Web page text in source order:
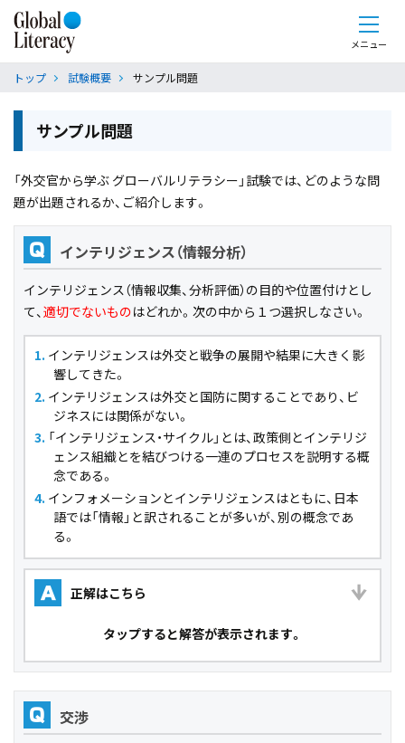
メニュー
トップ 試験概要 サンプル問題
サンプル問題
「外交官から学ぶ グローバルリテラシー」試験では、どのような問
題が出題されるか、ご紹介します。
Q
インテリジェンス（情報分析）
インテリジェンス（情報収集、分析評価）の目的や位置付けとし
て、適切でないものはどれか。次の中から１つ選択しなさい。
インテリジェンスは外交と戦争の展開や結果に大きく影
響してきた。
インテリジェンスは外交と国防に関することであり、ビ
ジネスには関係がない。
「インテリジェンス・サイクル」とは、政策側とインテリジ
ェンス組織とを結びつける一連のプロセスを説明する概
念である。
インフォメーションとインテリジェンスはともに、日本
語では「情報」と訳されることが多いが、別の概念であ
る。
正解はこちら
タップすると解答が表示されます。
交渉